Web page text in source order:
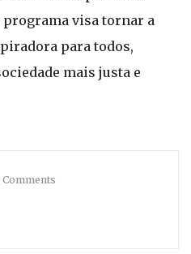
visa tornar a
para todos,
mais justa e
Comments